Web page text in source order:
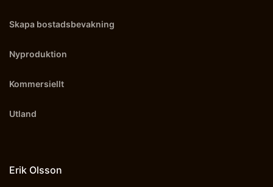
Skapa bostadsbevakning
Nyproduktion
Kommersiellt
Utland
Erik Olsson